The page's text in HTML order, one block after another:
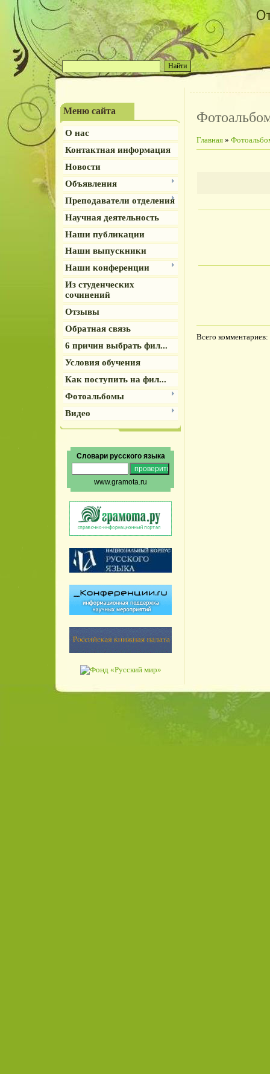
Меню сайта
О нас
Контактная информация
Новости
Объявления
Преподаватели отделения
Научная деятельность
Наши публикации
Наши выпускники
Наши конференции
Из студенческих
сочинений
Отзывы
Обратная связь
6 причин выбрать фил...
Условия обучения
Как поступить на фил...
Фотоальбомы
Видео
Словари русского языка
www.gramota.ru
Главная »
Всего комментариев: